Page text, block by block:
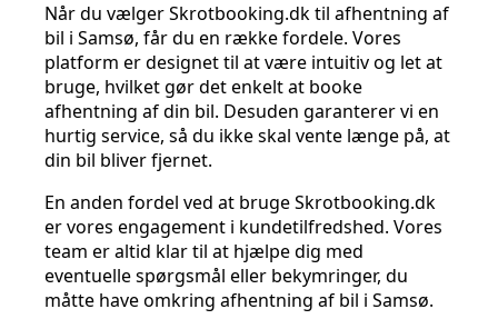
Når du vælger Skrotbooking.dk til afhentning af
bil i Samsø, får du en række fordele. Vores
platform er designet til at være intuitiv og let at
bruge, hvilket gør det enkelt at booke
afhentning af din bil. Desuden garanterer vi en
hurtig service, så du ikke skal vente længe på, at
din bil bliver fjernet.
En anden fordel ved at bruge Skrotbooking.dk
er vores engagement i kundetilfredshed. Vores
team er altid klar til at hjælpe dig med
eventuelle spørgsmål eller bekymringer, du
måtte have omkring afhentning af bil i Samsø.